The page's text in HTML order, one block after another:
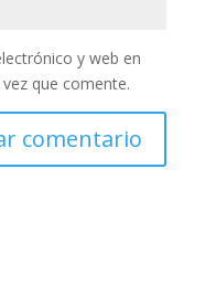
y web en
que comente.